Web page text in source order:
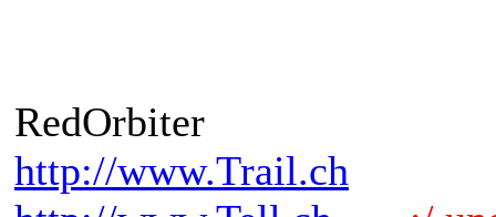
RedOrbiter
http://www.Trail.ch